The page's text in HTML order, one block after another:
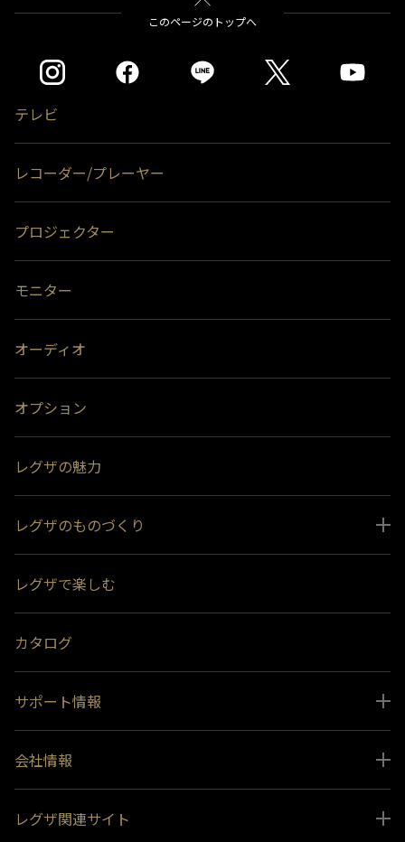
このページのトップへ
テレビ
レコーダー/プレーヤー
プロジェクター
モニター
オーディオ
オプション
レグザの魅力
レグザのものづくり
受賞履歴
おすすめ番組
レグザで楽しむ
カタログ
サポート情報
インフォメーション 一覧
よくあるご質問 (FAQ）
会社情報
会社概要
レグザ関連サイト